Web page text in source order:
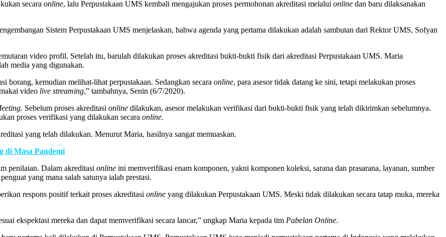
secara online, lalu Perpustakaan UMS kembali mengajukan proses permohonan akreditasi melalui online dan baru dilaksanakan
Sistem Perpustakaan UMS menjelaskan, bahwa agenda yang pertama dilakukan adalah sambutan dari Rektor UMS, Sofyan
video profil. Setelah itu, barulah dilakukan proses akreditasi bukti-bukti fisik dari akreditasi Perpustakaan UMS. Maria
media yang digunakan.
borang, kemudian melihat-lihat perpustakaan. Sedangkan secara online, para asesor tidak datang ke sini, tetapi melakukan proses
video live streaming,” tambahnya, Senin (6/7/2020).
. Sebelum proses akreditasi online dilakukan, asesor melakukan verifikasi dari bukti-bukti fisik yang telah dikirimkan sebelumnya.
proses verifikasi yang dilakukan secara online.
yang telah dilakukan. Menurut Maria, hasilnya sangat memuaskan.
di Masa Pandemi
penilaian. Dalam akreditasi online ini memverifikasi enam komponen, yakni komponen koleksi, sarana dan prasarana, layanan, sumber
yang mana salah satunya ialah prestasi.
respons positif terkait proses akreditasi online yang dilakukan Perpustakaan UMS. Meski tidak dilakukan secara tatap muka, mereka
ekspektasi mereka dan dapat memverifikasi secara lancar,” ungkap Maria kepada tim Pabelan Online.